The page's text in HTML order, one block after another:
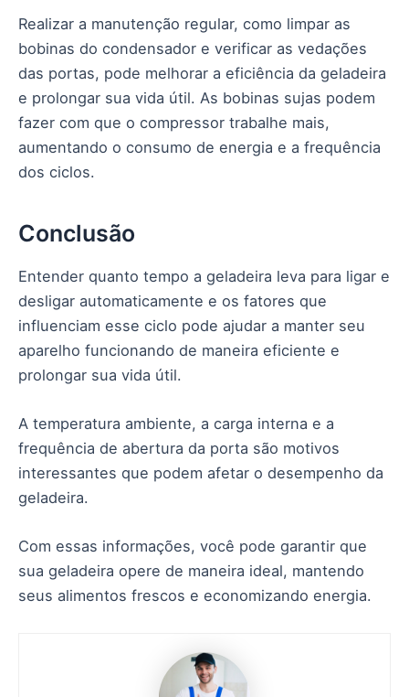
Realizar a manutenção regular, como limpar as
bobinas do condensador e verificar as vedações
das portas, pode melhorar a eficiência da geladeira
e prolongar sua vida útil. As bobinas sujas podem
fazer com que o compressor trabalhe mais,
aumentando o consumo de energia e a frequência
dos ciclos.
Conclusão
Entender quanto tempo a geladeira leva para ligar e
desligar automaticamente e os fatores que
influenciam esse ciclo pode ajudar a manter seu
aparelho funcionando de maneira eficiente e
prolongar sua vida útil.
A temperatura ambiente, a carga interna e a
frequência de abertura da porta são motivos
interessantes que podem afetar o desempenho da
geladeira.
Com essas informações, você pode garantir que
sua geladeira opere de maneira ideal, mantendo
seus alimentos frescos e economizando energia.